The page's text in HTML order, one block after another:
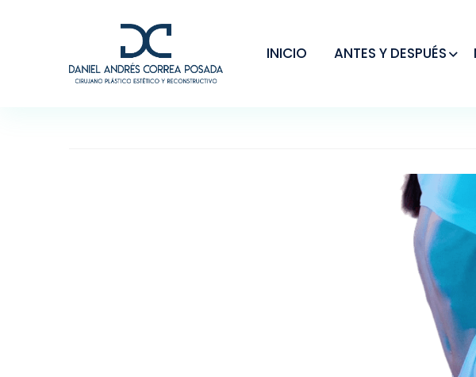
INICIO ANTES Y DESPUÉS